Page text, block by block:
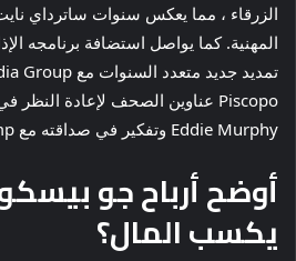
الزرقاء ، مما يعكس سنوات ساترداي
المهنية. كما يواصل استضافة برنامجه
Eddie Murphy وتفكير في صداقته مع Donald Trump.
أوضح أرباح جو
يكسب المال؟